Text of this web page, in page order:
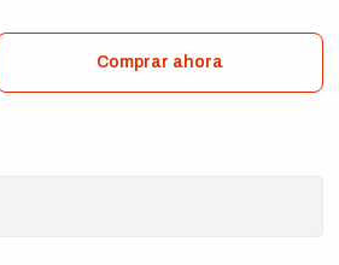
Comprar ahora